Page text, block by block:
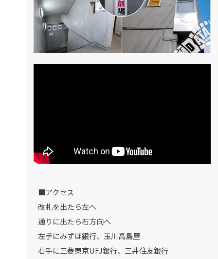
■アクセス
改札を出たら左へ
通りに出たら右方向へ
左手にみずほ銀行、玉川高島屋
右手に三菱東京UFJ銀行、三井住友銀行